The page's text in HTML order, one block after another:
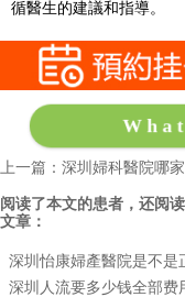
循醫生的建議和指導。
上一篇：深圳婦科醫院哪
阅读了本文的患者，还阅
文章：
深圳人流要多少钱全部费